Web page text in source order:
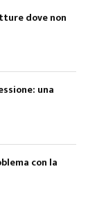
dove non
una
con la